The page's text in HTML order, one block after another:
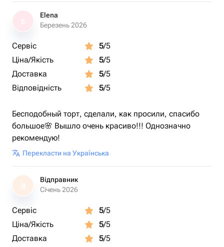
Elena
Березень 2026
Сервіс 5/5
Ціна/Якість
5/5
Доставка
5/5
Відповідність
5/5
Бесподобный торт, сделали, как просили, спасибо
большое🌸 Вышло очень красиво!!! Однозначно
рекомендую!
Перекласти на Українська
В
Відправник
Січень 2026
Сервіс 5/5
Ціна/Якість
5/5
Доставка
5/5